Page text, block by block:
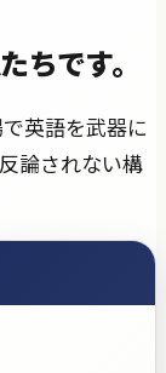
ちです。
英語を武器に
論されない構